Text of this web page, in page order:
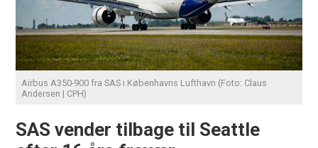
Airbus A350-900 fra SAS i Københavns Lufthavn (Foto: Claus
Andersen | CPH)
SAS vender tilbage til Seattle